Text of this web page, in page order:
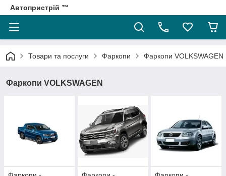
Автопристрій ™
Товари та послуги Фаркопи Фаркопи VOLKSWAGEN
Фаркопи VOLKSWAGEN